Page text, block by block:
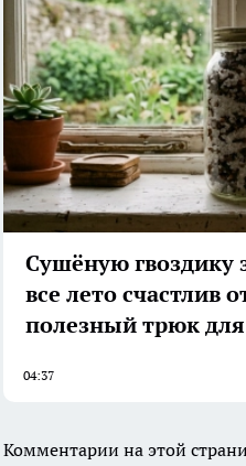
Сушёную
все лето счастлив
полезный трюк
04:37
Комментарии на этой